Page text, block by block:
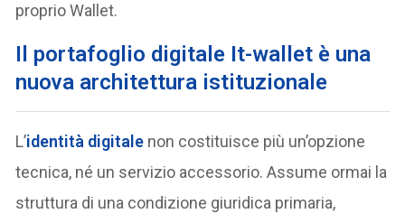
proprio Wallet.
Il portafoglio digitale It-wallet è una
nuova architettura istituzionale
L’identità digitale non costituisce più un’opzione
tecnica, né un servizio accessorio. Assume ormai la
struttura di una condizione giuridica primaria,